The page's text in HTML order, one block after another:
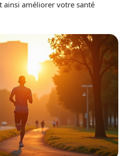
ainsi améliorer votre santé